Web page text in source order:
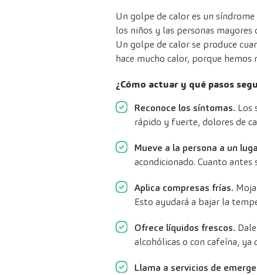
Un golpe de calor es un
los niños y las personas
Un golpe de calor se produce
hace mucho calor, porque
¿Cómo actuar y qué pasos
Reconoce los síntomas. Los
rápido y fuerte, dolores de
Mueve a la persona a un
acondicionado. Cuanto antes
Aplica compresas frías.
Esto ayudará a bajar la
Ofrece líquidos frescos.
alcohólicas o con cafeína, ya
Llama a servicios de